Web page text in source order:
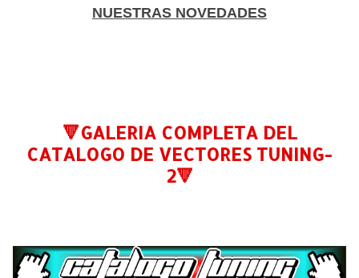
NUESTRAS NOVEDADES
🔻GALERIA COMPLETA DEL
CATALOGO DE VECTORES TUNING-
2🔻